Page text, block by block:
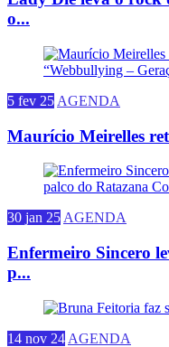
o...
5 fev 25 AGENDA
​Maurício Meirelles
30 jan 25 AGENDA
Enfermeiro Sincero
p...
14 nov 24 AGENDA